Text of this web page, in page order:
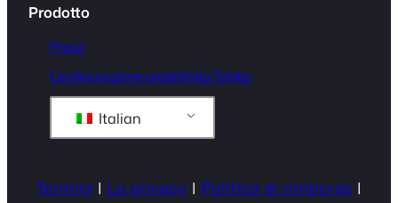
Prodotto
Prezzi
Configurazione predefinita Tables
Italian
Termini | La privacy | Politica di rimborso |